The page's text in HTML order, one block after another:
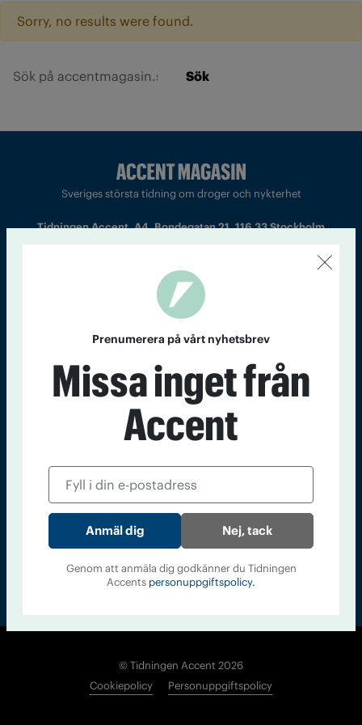
Sorry, no results were found.
Sök
Sveriges största tidning om droger och nykterhet
Tidningen Accent, A4, Bondegatan 21, 116 33 Stockholm
Chefredaktör och ansvarig utgivare: Barbro Janson Lundkvist,
barbro@a4.se.
Kontakt Om Tidningen Tidningsarkiv In English
Läs tidigare
Accent
© Tidningen Accent 2026
Cookiepolicy
Personuppgiftspolicy
Prenumerera på vårt nyhetsbrev
Missa inget från
Accent
Nej, tack
Genom att anmäla dig godkänner du Tidningen
Accents personuppgiftspolicy.